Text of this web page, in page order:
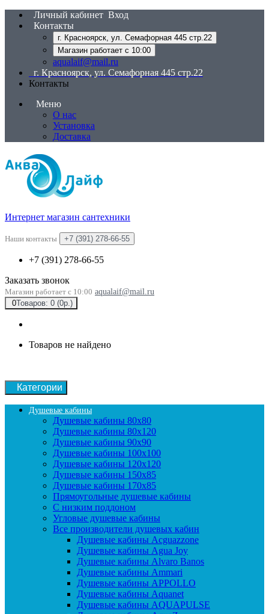
Личный кабинет Вход
Контакты
г. Красноярск, ул. Семафорная 445 стр.22
Магазин работает с 10:00
aqualaif@mail.ru
г. Красноярск, ул. Семафорная 445 стр.22
Контакты
Меню
О нас
Установка
Доставка
Интернет магазин сантехники
Наши контакты +7 (391) 278-66-55
+7 (391) 278-66-55
Заказать звонок
Магазин работает с 10:00 aqualaif@mail.ru
0Товаров: 0 (0р.)
Товаров не найдено
Категории
Душевые кабины
Душевые кабины 80x80
Душевые кабины 80x120
Душевые кабины 90х90
Душевые кабины 100x100
Душевые кабины 120x120
Душевые кабины 150x85
Душевые кабины 170x85
Прямоугольные душевые кабины
С низким поддоном
Угловые душевые кабины
Все производители душевых кабин
Душевые кабины Acguazzone
Душевые кабины Agua Joy
Душевые кабины Alvaro Banos
Душевые кабины Ammari
Душевые кабины APPOLLO
Душевые кабины Aquanet
Душевые кабины AQUAPULSE